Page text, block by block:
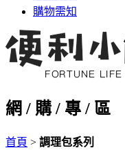
購物需知
網 / 購 / 專 / 區
首頁 > 調理包系列